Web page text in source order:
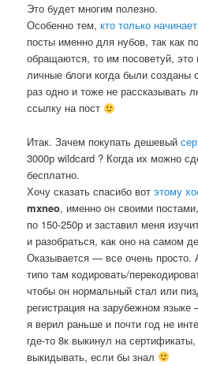
Это будет многим полезно.
Особенно тем,кто только начинает
посты именно для нубов, так как
обращаются, то им посоветуй,
личные блоги когда были созданы
раз одно и тоже не рассказывать
ссылку на пост
Итак. Зачем покупать дешевый
3000р wildcard ? Когда их можно
бесплатно.
Хочу сказать спасибо вотэтому
mxneo, именно он своими
по 150-250р и заставил меня
и разобраться, как оно на самом
Оказывается — все очень
типо там кодировать/
чтобы он нормальный стал или
регистрация на зарубежном
я верил раньше и почти год не
где-то 8к выкинул на
выкидывать, если бы знал